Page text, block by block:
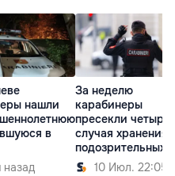
нашли
в
назад
За неделю
карабинеры
пресекли четыре
случая хранения
подозрительных
веществ
10 Июл. 22:05